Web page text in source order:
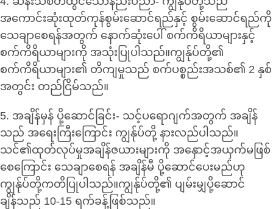
အကောင်းဆုံးထုတ်ကုန်စွမ်းဆောင်ရည်နှင့် စွမ်းဆောင်ရည်ကို
သေချာစေရန်အတွက် နောက်ဆုံးပေါ် စက်ကိရိယာများနှင့်
စက်ကိရိယာများကို အသုံးပြုပါသည်။ကျွန်ုပ်တို့၏
စက်ကိရိယာများ၏ တိကျမှုသည် စက်ပစ္စည်းအသစ်၏ 2 နှစ်
အတွင်း တည်ငြိမ်သည်။
5. အချိန်မှန် ပို့ဆောင်ခြင်း- သင့်ပရောဂျက်အတွက် အချိန်
သည် အရေးကြီးကြောင်း ကျွန်ုပ်တို့ နားလည်ပါသည်။
သင်၏ထုတ်လုပ်မှုအချိန်ဇယားများကို အနှောင့်အယှက်မဖြစ်
စေကြောင်း သေချာစေရန် အချိန်မီ ပို့ဆောင်ပေးမည်ဟု
ကျွန်ုပ်တို့ကတိပြုပါသည်။ကျွန်ုပ်တို့၏ ပျမ်းမျှပို့ဆောင်
ချိန်သည် 10-15 ရက်ခန့်ဖြစ်သည်။